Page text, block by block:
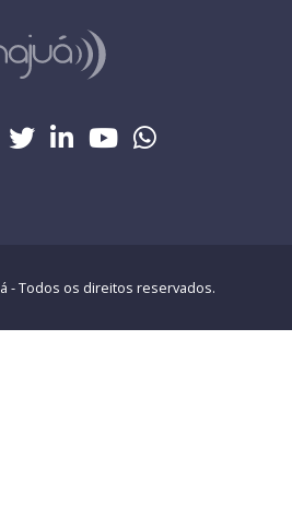
- Todos os direitos reservados.